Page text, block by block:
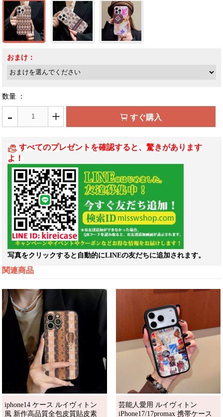
おまけ：
数量 ：
- + すぐ購入
すべてのプレゼントを確認すると、驚きがあります
よ！
写真をクリックすると自動的にLINEの友だちに追加されます。
関連商品
iphone14 ケース ルイヴィトン
風 新作高品質全包皮質貼皮素
芸能人愛用 ルイヴィトン
iPhone17/17promax 携帯ケース